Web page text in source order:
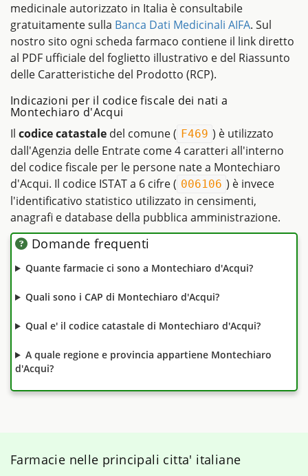
medicinale autorizzato in Italia è consultabile
gratuitamente sulla Banca Dati Medicinali AIFA. Sul
nostro sito ogni scheda farmaco contiene il link diretto
al PDF ufficiale del foglietto illustrativo e del Riassunto
delle Caratteristiche del Prodotto (RCP).
Indicazioni per il codice fiscale dei nati a
Montechiaro d'Acqui
Il codice catastale del comune ( F469 ) è utilizzato
dall'Agenzia delle Entrate come 4 caratteri all'interno
del codice fiscale per le persone nate a Montechiaro
d'Acqui. Il codice ISTAT a 6 cifre ( 006106 ) è invece
l'identificativo statistico utilizzato in censimenti,
anagrafi e database della pubblica amministrazione.
Domande frequenti
Quante farmacie ci sono a Montechiaro d'Acqui?
Quali sono i CAP di Montechiaro d'Acqui?
Qual e' il codice catastale di Montechiaro d'Acqui?
A quale regione e provincia appartiene Montechiaro
d'Acqui?
Farmacie nelle principali citta' italiane